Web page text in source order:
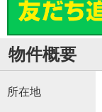
物件概要
所在地